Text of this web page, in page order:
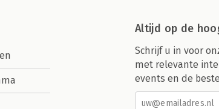
Altijd op de
Schrijf u in voor
met relevante
events en de